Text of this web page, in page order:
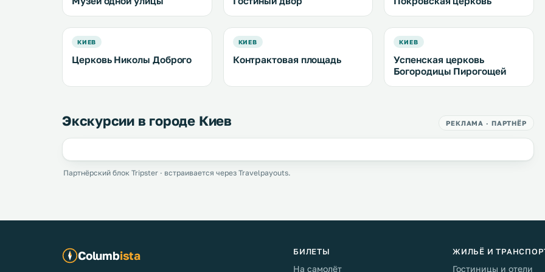
КИЕВ
Церковь Николы Доброго
КИЕВ
Контрактовая площадь
КИЕВ
Успенская церковь
Богородицы Пирогощей
Экскурсии в городе Киев РЕКЛАМА · ПАРТНЁР
Партнёрский блок Tripster · встраивается через Travelpayouts.
Columbista БИЛЕТЫ
На самолёт
ЖИЛЬЁ И
Гостиницы и отели